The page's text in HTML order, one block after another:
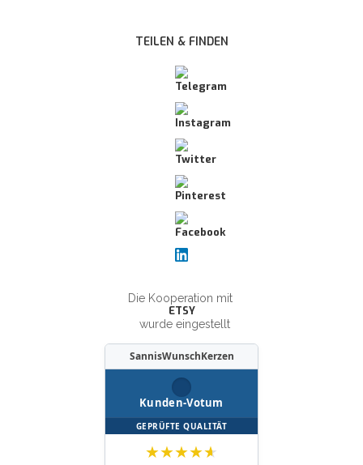
TEILEN & FINDEN
Die Kooperation mit
ETSY
wurde eingestellt
SannisWunschKerzen
Kunden-Votum
GEPRÜFTE QUALITÄT
★★★★★